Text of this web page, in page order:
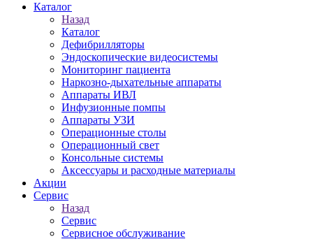
Каталог
Назад
Каталог
Дефибрилляторы
Эндоскопические видеосистемы
Мониторинг пациента
Наркозно-дыхательные аппараты
Аппараты ИВЛ
Инфузионные помпы
Аппараты УЗИ
Операционные столы
Операционный свет
Консольные системы
Аксессуары и расходные материалы
Акции
Сервис
Назад
Сервис
Сервисное обслуживание